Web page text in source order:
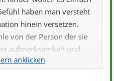
haben man versteht
hinein versetzen.
von der Person der sie
aufmerksamkeit und